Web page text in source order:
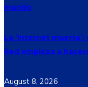
mundo
La ‘Internet
Red empieza a
August 8, 2026